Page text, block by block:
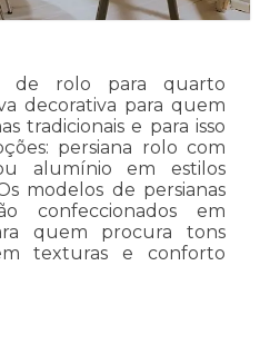
de rolo para quarto
decorativa para quem
tradicionais e para isso
persiana rolo com
alumínio em estilos
modelos de persianas
confeccionados em
quem procura tons
texturas e conforto